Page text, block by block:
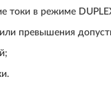
токи в режиме
превышения